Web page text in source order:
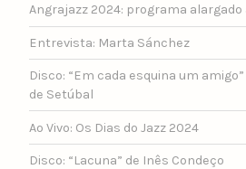
Angrajazz 2024: programa
Entrevista: Marta Sánchez
Disco: “Em cada esquina um
de Setúbal
Ao Vivo: Os Dias do Jazz 2024
Disco: “Lacuna” de Inês Condeço